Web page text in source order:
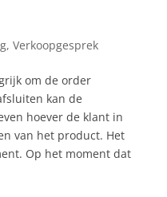
, Verkoopgesprek
om de order
kan de
hoever de klant in
van het product. Het
Op het moment dat